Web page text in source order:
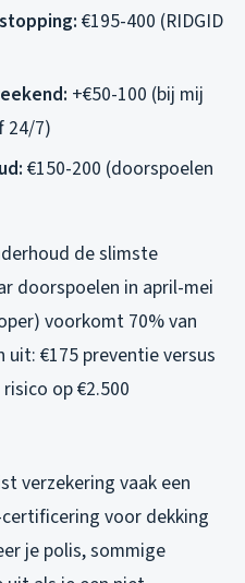
€195-400 (RIDGID
+€50-100 (bij mij
24/7)
€150-200 (doorspoelen
de slimste
doorspoelen in april-mei
voorkomt 70% van
€175 preventie versus
op €2.500
verzekering vaak een
voor dekking
je polis, sommige